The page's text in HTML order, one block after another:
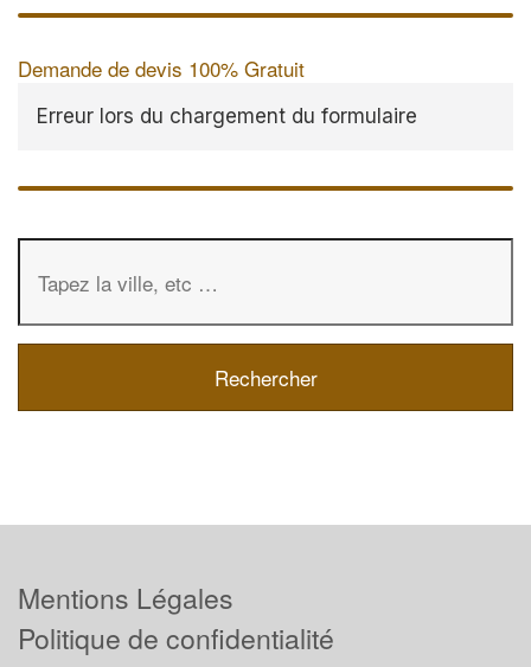
Demande de devis 100% Gratuit
Erreur lors du chargement du formulaire
Mentions Légales
Politique de confidentialité